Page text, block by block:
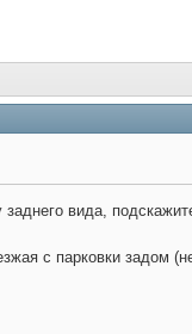
заднего вида,
с парковки задом